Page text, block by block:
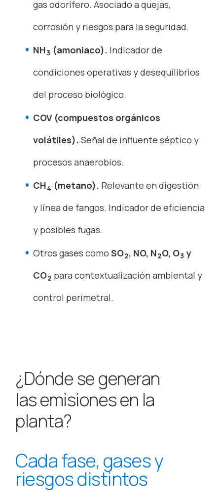
gas odorífero. Asociado a quejas,
corrosión y riesgos para la seguridad.
NH3 (amoniaco). Indicador de
condiciones operativas y desequilibrios
del proceso biológico.
COV (compuestos orgánicos
volátiles). Señal de influente séptico y
procesos anaerobios.
CH4 (metano). Relevante en digestión
y línea de fangos. Indicador de eficiencia
y posibles fugas.
Otros gases comoSO2, NO, N2O, O3 y
CO2 para contextualización ambiental y
control perimetral.
¿Dónde se generan
las emisiones en la
planta?
Cada fase, gases y
riesgos distintos